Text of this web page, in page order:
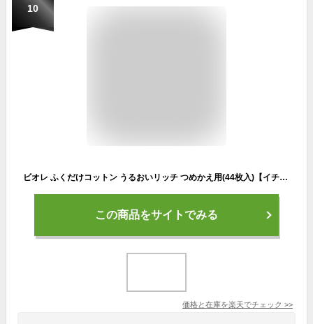
10
ビオレ ふくだけコットン うるおいリッチ つめかえ用(44枚入)【イチオシ】【6grp-5】【ビオレ】
この商品をサイトでみる
価格と在庫を楽天でチェック >>